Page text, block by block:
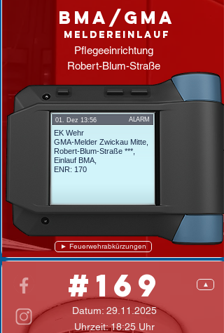
BMA/GMA
Meldereinlauf
Pflegeeinrichtung
Robert-Blum-Straße
ALARM
EK Wehr
GMA-Melder Zwickau Mitte,
Robert-Blum-Straße ***,
Einlauf BMA,
ENR: 170
01. Dez 13:56
► Feuerwehrabkürzungen
#169
Datum: 29.11.2025
Uhrzeit: 18:25 Uhr
▲